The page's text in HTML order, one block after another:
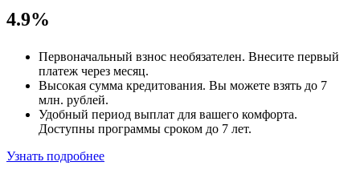
4.9%
Первоначальный взнос необязателен. Внесите первый
платеж через месяц.
Высокая сумма кредитования. Вы можете взять до 7
млн. рублей.
Удобный период выплат для вашего комфорта.
Доступны программы сроком до 7 лет.
Узнать подробнее